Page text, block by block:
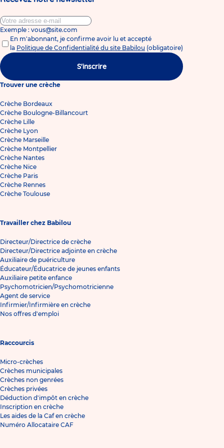
Exemple : vous@site.com
En m'abonnant, je confirme avoir lu et accepté
la Politique de Confidentialité du site Babilou (obligatoire)
S'inscrire
Trouver une crèche
Crèche Bordeaux
Crèche Boulogne-Billancourt
Crèche Lille
Crèche Lyon
Crèche Marseille
Crèche Montpellier
Crèche Nantes
Crèche Nice
Crèche Paris
Crèche Rennes
Crèche Toulouse
Travailler chez Babilou
Directeur/Directrice de crèche
Directeur/Directrice adjointe en crèche
Auxiliaire de puériculture
Éducateur/Éducatrice de jeunes enfants
Auxiliaire petite enfance
Psychomotricien/Psychomotricienne
Agent de service
Infirmier/Infirmière en crèche
Nos offres d'emploi
Raccourcis
Micro-crèches
Crèches municipales
Crèches non genrées
Crèches privées
Déduction d'impôt en crèche
Inscription en crèche
Les aides de la Caf en crèche
Numéro Allocataire CAF